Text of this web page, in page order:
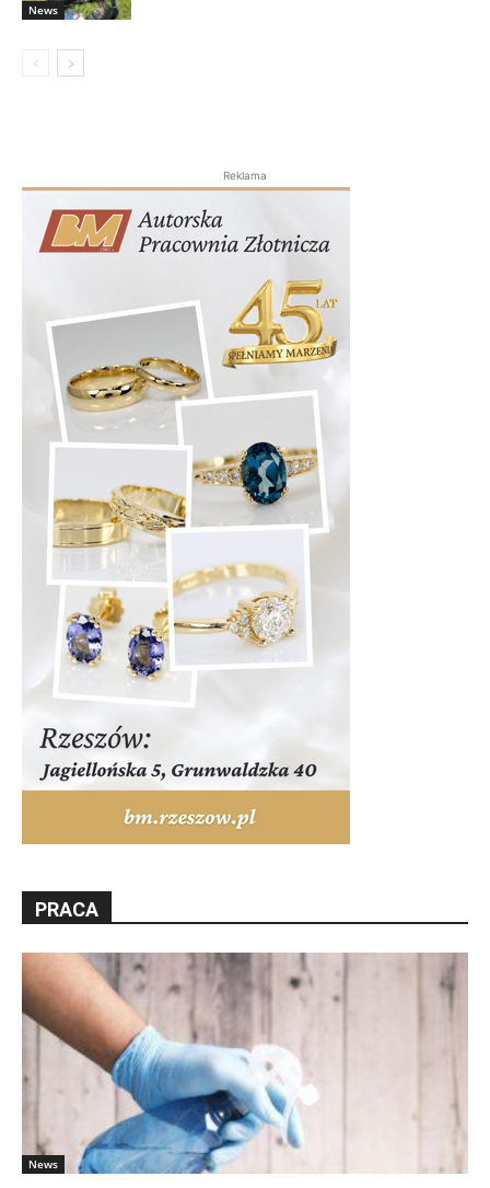
News
Reklama
PRACA
News